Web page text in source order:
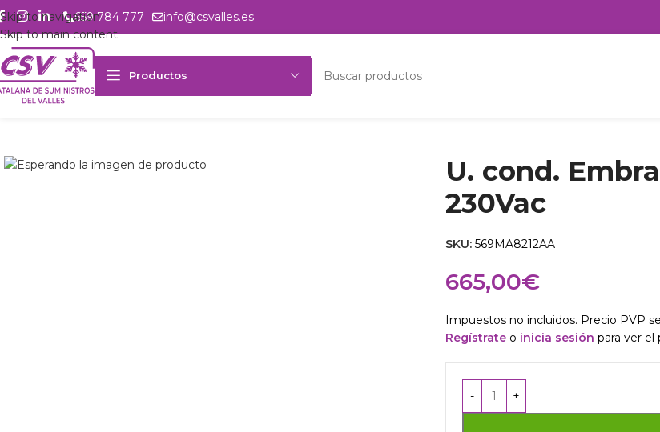
Skip to navigation
Skip to main content
659 784 777 info@csvalles.es
Productos
Inicio Productos
U. cond.
230Vac
SKU: 569MA8212AA
665,00€
Impuestos no incluidos. Precio PVP
Regístrateo inicia sesión para ver el